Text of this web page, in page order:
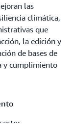
las
climática,
que
la edición y
de bases de
y cumplimiento